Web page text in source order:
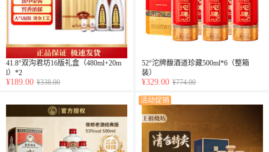
41.8°双沟君坊16版礼盒（480ml+20m
l）*2
¥189.00 ¥338.00
52°沱牌馥酒道珍藏500ml*6（整箱
装）
¥329.00 ¥774.00
活动促销